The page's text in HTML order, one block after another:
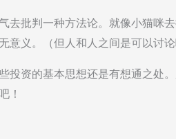
去批判一种方法论。就像小猫咪
意义。（但人和人之间是可以讨论
投资的基本思想还是有想通之处
！